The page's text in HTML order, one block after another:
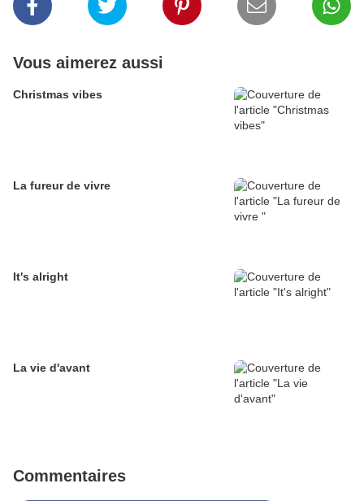
Vous aimerez aussi
Christmas vibes
La fureur de vivre
It's alright
La vie d'avant
Commentaires